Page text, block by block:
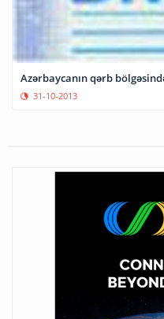
Azərbaycanın qərb
31-10-2013